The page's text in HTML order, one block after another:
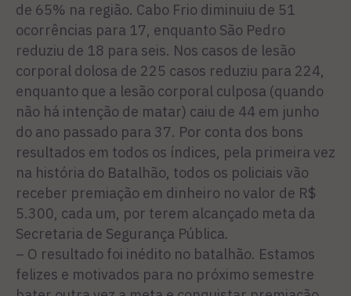
de 65% na região. Cabo Frio diminuiu de 51
ocorrências para 17, enquanto São Pedro
reduziu de 18 para seis. Nos casos de lesão
corporal dolosa de 225 casos reduziu para 224,
enquanto que a lesão corporal culposa (quando
não há intenção de matar) caiu de 44 em junho
do ano passado para 37. Por conta dos bons
resultados em todos os índices, pela primeira vez
na história do Batalhão, todos os policiais vão
receber premiação em dinheiro no valor de R$
5.300, cada um, por terem alcançado meta da
Secretaria de Segurança Pública.
– O resultado foi inédito no batalhão. Estamos
felizes e motivados para no próximo semestre